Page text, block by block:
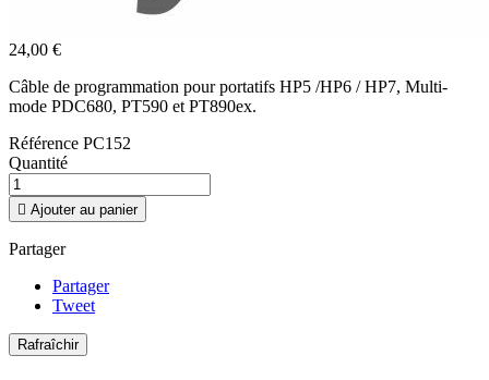
24,00 €
Câble de programmation pour portatifs HP5 /HP6 / HP7, Multi-
mode PDC680, PT590 et PT890ex.
Référence PC152
Quantité
 Ajouter au panier
Partager
Partager
Tweet